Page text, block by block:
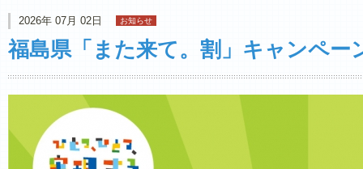
2026年 07月 02日 お知らせ
福島県「また来て。割」キャンペ